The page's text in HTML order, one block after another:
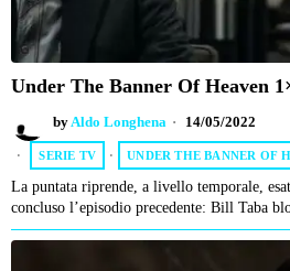
Under The Banner Of Heaven
byAldo Longhena 14/05/2022
SERIE TV · UNDER THE BANNER OF
La puntata riprende, a livello temporale,
concluso l’episodio precedente: Bill Taba